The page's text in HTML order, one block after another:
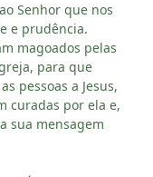
Senhor que nos
e prudência.
magoados pelas
para que
pessoas a Jesus,
curadas por ela e,
sua mensagem